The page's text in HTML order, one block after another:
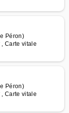
Péron)
Carte vitale
Péron)
Carte vitale